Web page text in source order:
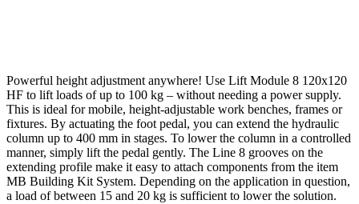
Powerful height adjustment anywhere! Use Lift Module 8 120x120
HF to lift loads of up to 100 kg – without needing a power supply.
This is ideal for mobile, height-adjustable work benches, frames or
fixtures. By actuating the foot pedal, you can extend the hydraulic
column up to 400 mm in stages. To lower the column in a controlled
manner, simply lift the pedal gently. The Line 8 grooves on the
extending profile make it easy to attach components from the item
MB Building Kit System. Depending on the application in question,
a load of between 15 and 20 kg is sufficient to lower the solution.